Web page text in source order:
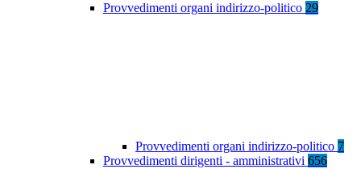
Provvedimenti organi indirizzo-politico 29
Provvedimenti organi indirizzo-politico 7
Provvedimenti dirigenti - amministrativi 656